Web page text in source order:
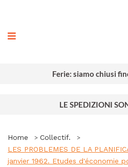
Ferie: siamo chiusi
LE SPEDIZIONI
Home
Collectif.
LES PROBLEMES DE LA
janvier 1962. Etudes d'économie